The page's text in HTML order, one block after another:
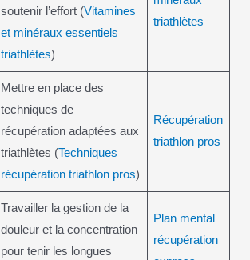
soutenir l’effort (Vitamines
et minéraux essentiels
triathlètes)
triathlètes
Mettre en place des
techniques de
récupération adaptées aux
triathlètes (Techniques
récupération triathlon pros)
Récupération
triathlon pros
Travailler la gestion de la
douleur et la concentration
pour tenir les longues
Plan mental
récupération